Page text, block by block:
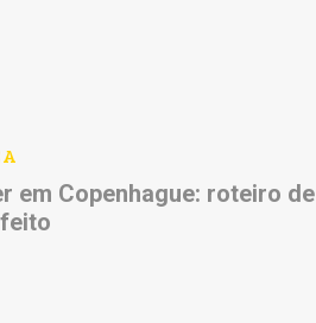
em Copenhague: roteiro de